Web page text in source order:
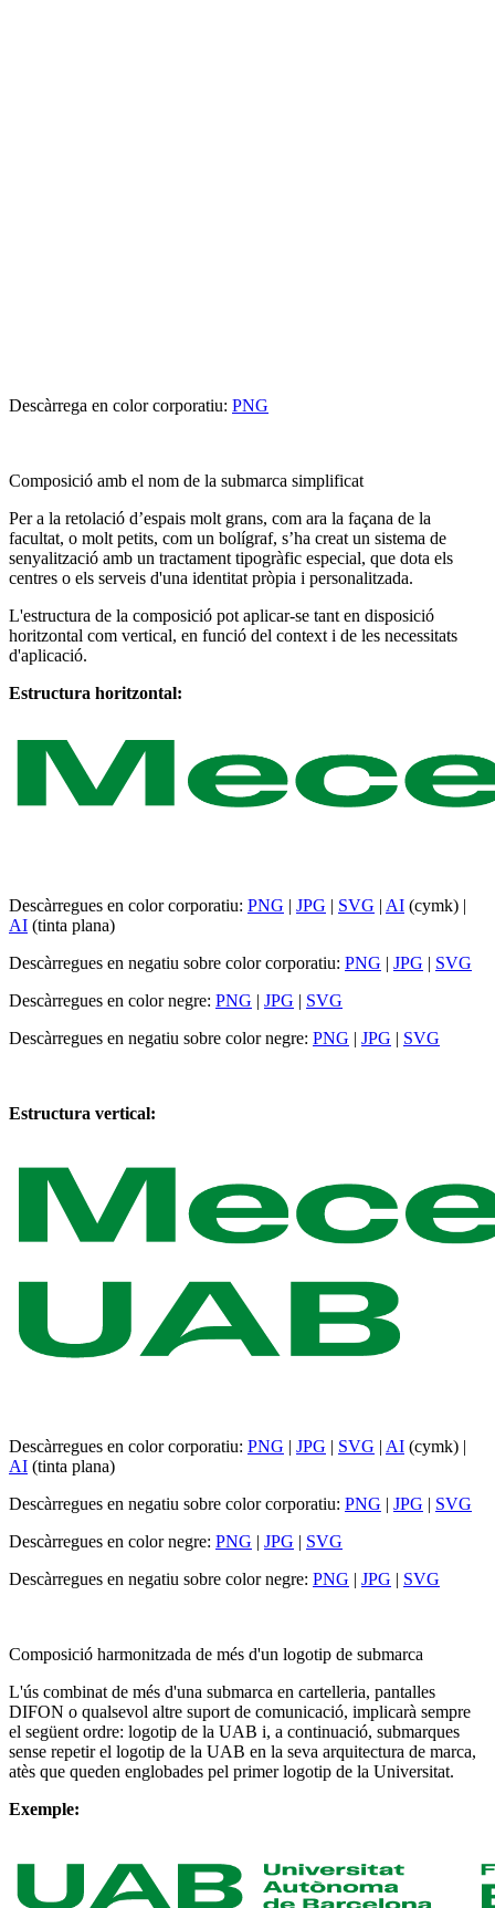
Descàrrega en color corporatiu: PNG
Composició amb el nom de la submarca simplificat
Per a la retolació d’espais molt grans, com ara la façana de la
facultat, o molt petits, com un bolígraf, s’ha creat un sistema de
senyalització amb un tractament tipogràfic especial, que dota els
centres o els serveis d'una identitat pròpia i personalitzada.
L'estructura de la composició pot aplicar-se tant en disposició
horitzontal com vertical, en funció del context i de les necessitats
d'aplicació.
Estructura horitzontal:
Descàrregues en color corporatiu: PNG | JPG | SVG | AI (cymk) |
AI (tinta plana)
Descàrregues en negatiu sobre color corporatiu: PNG | JPG | SVG
Descàrregues en color negre: PNG | JPG | SVG
Descàrregues en negatiu sobre color negre: PNG | JPG | SVG
Estructura vertical:
Descàrregues en color corporatiu: PNG | JPG | SVG | AI (cymk) |
AI (tinta plana)
Descàrregues en negatiu sobre color corporatiu: PNG | JPG | SVG
Descàrregues en color negre: PNG | JPG | SVG
Descàrregues en negatiu sobre color negre: PNG | JPG | SVG
Composició harmonitzada de més d'un logotip de submarca
L'ús combinat de més d'una submarca en cartelleria, pantalles
DIFON o qualsevol altre suport de comunicació, implicarà sempre
el següent ordre: logotip de la UAB i, a continuació, submarques
sense repetir el logotip de la UAB en la seva arquitectura de marca,
atès que queden englobades pel primer logotip de la Universitat.
Exemple: